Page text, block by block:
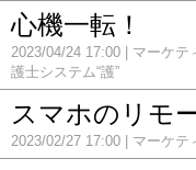
心機一転！
2023/04/24 17:00 マーケテ
護士システム“護”
スマホのリモ
2023/02/27 17:00 マーケテ